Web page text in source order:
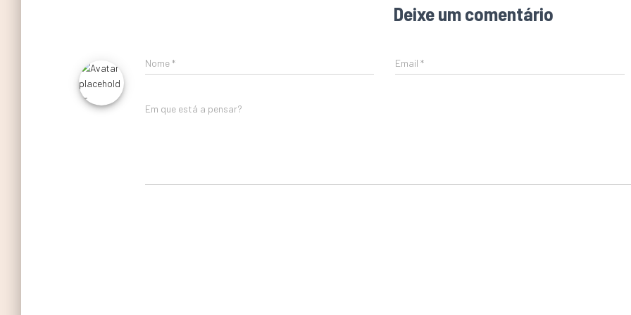
Deixe um comentário
Nome* Email*
Em que está a pensar?